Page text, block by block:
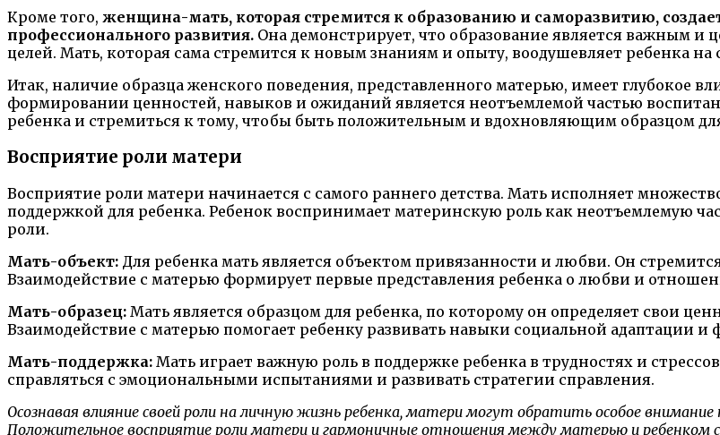
Кроме того, женщина-мать, которая стремится к образованию и саморазвитию,
профессионального развития. Она демонстрирует, что образование является важным
целей. Мать, которая сама стремится к новым знаниям и опыту, воодушевляет ребенка на
Итак, наличие образца женского поведения, представленного матерью, имеет глубокое
формировании ценностей, навыков и ожиданий является неотъемлемой частью
ребенка и стремиться к тому, чтобы быть положительным и вдохновляющим образцом
Восприятие роли матери
Восприятие роли матери начинается с самого раннего детства. Мать исполняет
поддержкой для ребенка. Ребенок воспринимает материнскую роль как неотъемлемую
роли.
Мать-объект: Для ребенка мать является объектом привязанности и любви. Он
Взаимодействие с матерью формирует первые представления ребенка о любви и
Мать-образец: Мать является образцом для ребенка, по которому он определяет свои
Взаимодействие с матерью помогает ребенку развивать навыки социальной адаптации
Мать-поддержка: Мать играет важную роль в поддержке ребенка в трудностях и
справляться с эмоциональными испытаниями и развивать стратегии справления.
Осознавая влияние своей роли на личную жизнь ребенка, матери могут обратить особое
Положительное восприятие роли матери и гармоничные отношения между матерью и ребенком